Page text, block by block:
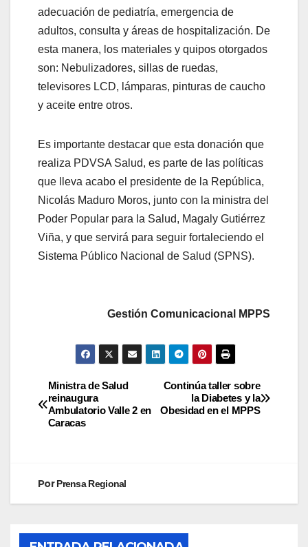
adecuación de pediatría, emergencia de
adultos, consulta y áreas de hospitalización. De
esta manera, los materiales y quipos otorgados
son: Nebulizadores, sillas de ruedas,
televisores LCD, lámparas, pinturas de caucho
y aceite entre otros.
Es importante destacar que esta donación que
realiza PDVSA Salud, es parte de las políticas
que lleva acabo el presidente de la República,
Nicolás Maduro Moros, junto con la ministra del
Poder Popular para la Salud, Magaly Gutiérrez
Viña, y que servirá para seguir fortaleciendo el
Sistema Público Nacional de Salud (SPNS).
Gestión Comunicacional MPPS
Continúa taller sobre
la Diabetes y la
Obesidad en el MPPS
Ministra de Salud
reinaugura
Ambulatorio Valle 2 en
Caracas
PorPrensa Regional